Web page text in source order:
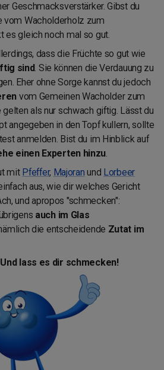
Geschmacksverstärker. Gibst du
vom Wacholderholz zum
es gleich noch mal so gut.
dass die Früchte so gut wie
sind. Sie können die Verdauung zu
Eher ohne Sorge kannst du jedoch
vom Gemeinen Wacholder zum
gelten als nur schwach giftig. Lässt du
angegeben in den Topf kullern, sollte
anmelden. Bist du im Hinblick auf
einen Experten hinzu.
mit Pfeffer, Majoran und Lorbeer
aus, wie dir welches Gericht
und apropos "schmecken":
auch im Glas
die entscheidende Zutat im
lass es dir schmecken!